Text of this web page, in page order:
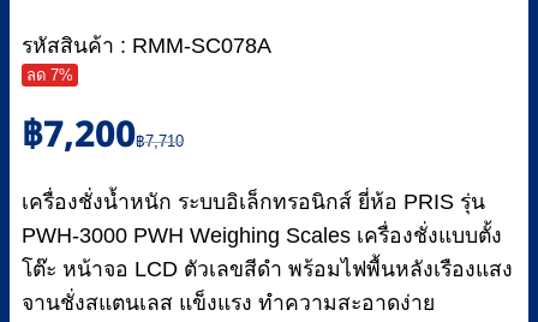
รหัสสินค้า : RMM-SC078A
ลด 7%
฿7,710
Original
price
฿7,710.
฿7,200
Current
price
฿7,200.
เครื่องชั่งน้ำหนัก ระบบอิเล็กทรอนิกส์ ยี่ห้อ PRIS รุ่น
PWH-3000 PWH Weighing Scales เครื่องชั่งแบบตั้ง
โต๊ะ หน้าจอ LCD ตัวเลขสีดำ พร้อมไฟพื้นหลังเรืองแสง
จานชั่งสแตนเลส แข็งแรง ทำความสะอาดง่าย